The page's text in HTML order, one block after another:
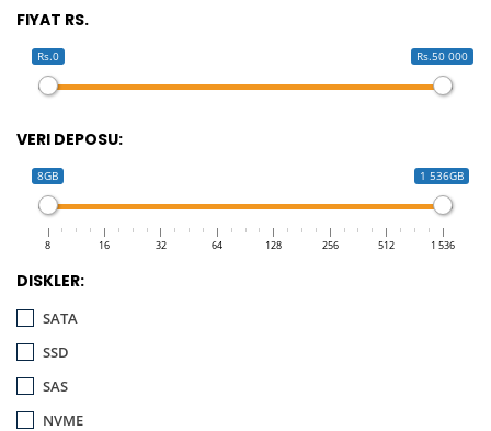
FIYAT RS.
Rs.0 Rs.50 000
VERI DEPOSU:
8GB 1 536GB
8 16 32 64 128 256 512 1 536
DISKLER:
SATA
SSD
SAS
NVME